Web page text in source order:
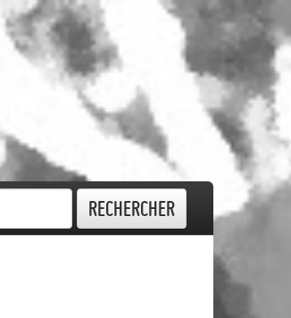
Rechercher